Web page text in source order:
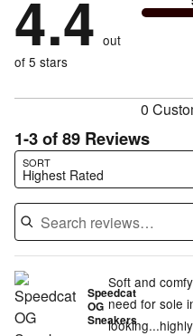
reviewers
of
reviewers
3%
of
reviewers
by
4%
reviewers
by
7%
of
4.4 out
of 5 stars
0
1-3 of 89 Reviews
SORT
Highest Rated
Search reviews…
Speedcat
OG
Sneakers
Soft and
need for sole
looking...highly